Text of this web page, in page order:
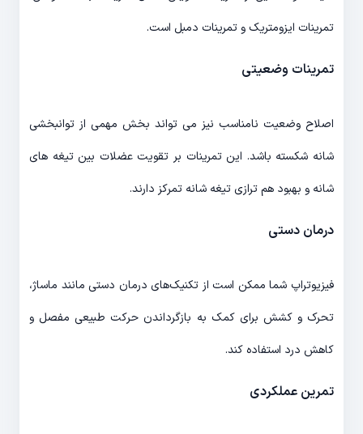
تمرینات ایزومتریک و تمرینات دمبل است.
تمرینات وضعیتی
اصلاح وضعیت نامناسب نیز می تواند بخش مهمی از توانبخشی
شانه شکسته باشد. این تمرینات بر تقویت عضلات بین تیغه های
شانه و بهبود هم ترازی تیغه شانه تمرکز دارند.
درمان دستی
فیزیوتراپ شما ممکن است از تکنیک‌های درمان دستی مانند ماساژ،
تحرک و کشش برای کمک به بازگرداندن حرکت طبیعی مفصل و
کاهش درد استفاده کند.
تمرین عملکردی